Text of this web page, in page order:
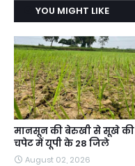
YOU MIGHT LIKE
मानसून की बेरुखी से सूखे की
चपेट में यूपी के 28 जिले
August 02, 2026